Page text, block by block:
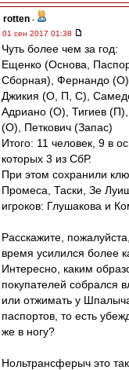
rotten -
01 сен 2017 01:38
Чуть более чем за год:
Ещенко (Основа,
Сборная), Фернандо
Джикия (О, П, С),
Адриано (О), Тигиев
(О), Петкович (Запас)
Итого: 11 человек, 9 в
которых 3 из СбР.
При этом сохранили
Промеса, Таски, Зе
игроков: Глушакова и
Расскажите,
время усилился более
Интересно, каким
покупателей собрался
или отжимать у
паспортов, то есть
же в ногу?
Нольтрансферыч это